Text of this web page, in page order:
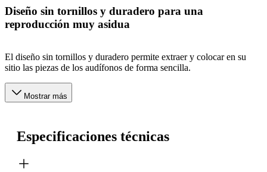
Diseño sin tornillos y duradero para una
reproducción muy asidua
El diseño sin tornillos y duradero permite extraer y colocar en su
sitio las piezas de los audífonos de forma sencilla.
Mostrar más
Especificaciones técnicas